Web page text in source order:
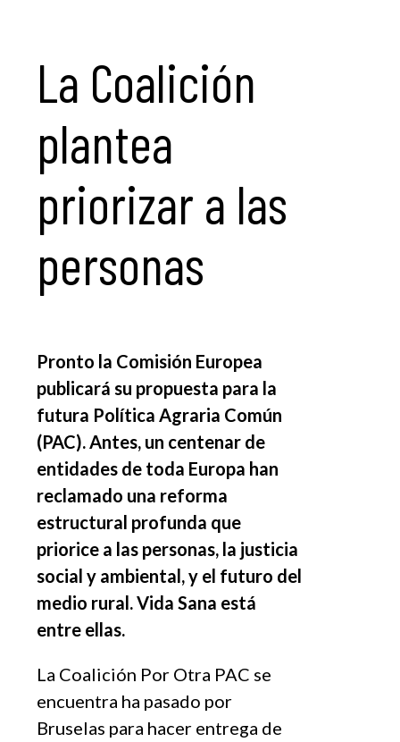
La Coalición
plantea
priorizar a las
personas
Pronto la Comisión Europea
publicará su propuesta para la
futura Política Agraria Común
(PAC). Antes, un centenar de
entidades de toda Europa han
reclamado una reforma
estructural profunda que
priorice a las personas, la justicia
social y ambiental, y el futuro del
medio rural. Vida Sana está
entre ellas.
La Coalición Por Otra PAC se
encuentra ha pasado por
Bruselas para hacer entrega de